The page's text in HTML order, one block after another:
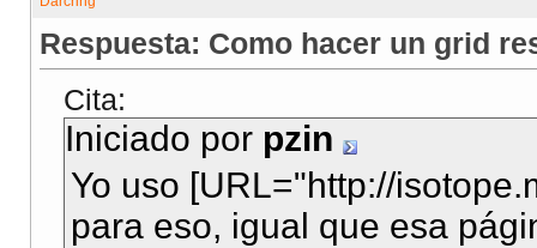
Respuesta: Como hacer un grid
Cita:
Iniciado por pzin
Yo uso [URL="http://
para eso, igual que esa